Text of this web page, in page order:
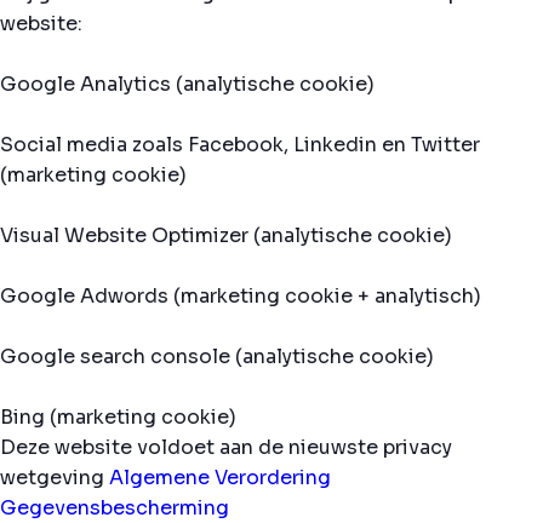
website:
Google Analytics (analytische cookie)
Social media zoals Facebook, Linkedin en Twitter
(marketing cookie)
Visual Website Optimizer (analytische cookie)
Google Adwords (marketing cookie + analytisch)
Google search console (analytische cookie)
Bing (marketing cookie)
Deze website voldoet aan de nieuwste privacy
wetgeving Algemene Verordering
Gegevensbescherming